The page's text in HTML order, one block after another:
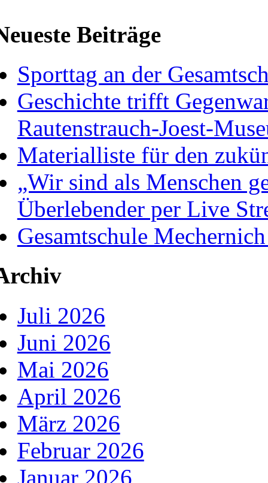
Beiträge
Sporttag an der
Geschichte trifft
Rautenstrauch-Joest-
Materialliste für den
„Wir sind als Menschen
Überlebender per Live
Gesamtschule
Juli 2026
Juni 2026
Mai 2026
April 2026
März 2026
Februar 2026
Januar 2026